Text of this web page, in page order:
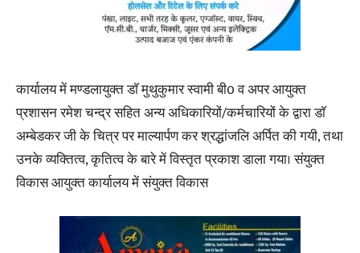
कार्यालय में मण्डलायुक्त डाॅ मुथुकुमार स्वामी बी0 व अपर आयुक्त
प्रशासन रमेश चन्द्र सहित अन्य अधिकारियों/कर्मचारियों के द्वारा डाॅ
अम्बेडकर जी के चित्र पर माल्यार्पण कर श्रद्धांजलि अर्पित की गयी, तथा
उनके व्यक्तित्व, कृतित्व के बारे में विस्तृत प्रकाश डाला गया। संयुक्त
विकास आयुक्त कार्यालय में संयुक्त विकास